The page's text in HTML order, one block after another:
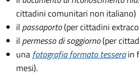
cittadini comunitari non italiano)
il passaporto(per cittadini
il permesso di soggiorno(per
unafotografia formato tesserain
mesi).